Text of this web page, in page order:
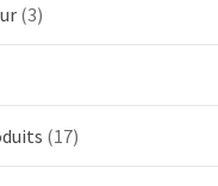
(3)
(17)